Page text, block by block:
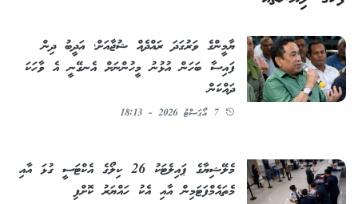
ޔާމީންގެ ވަރުގަދަ ރައްދެއް ޝުޖާއަށް؛ އަދީބު ދިން
ފައިސާ ބަހަން އުޅުނު މީހުންނަށް އެނގޭނީ އެ ވާހަކަ
ދައްކަން
7 އޯގަސްޓު 2026 - 18:13
މެލޭޝިޔާގެ ޕައިލެޓަކު 26 ކިލޯގެ އެކްޓަސީ ގުޅަ އާއި
މެތައެމްފަޓަމިން އާއި އެކު ހައްޔަރު ކޮށްފި